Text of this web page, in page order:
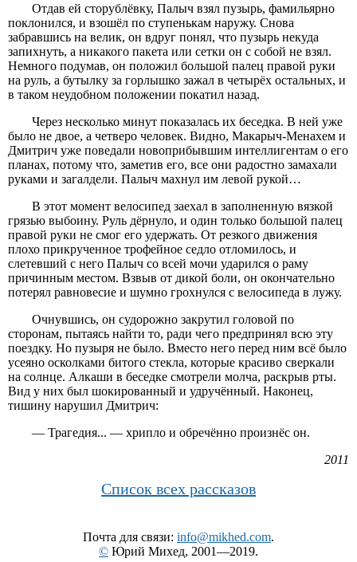
Отдав ей сторублёвку, Палыч взял пузырь, фамильярно
поклонился, и взошёл по ступенькам наружу. Снова
забравшись на велик, он вдруг понял, что пузырь некуда
запихнуть, а никакого пакета или сетки он с собой не взял.
Немного подумав, он положил большой палец правой руки
на руль, а бутылку за горлышко зажал в четырёх остальных, и
в таком неудобном положении покатил назад.
Через несколько минут показалась их беседка. В ней уже
было не двое, а четверо человек. Видно, Макарыч-Менахем и
Дмитрич уже поведали новоприбывшим интеллигентам о его
планах, потому что, заметив его, все они радостно замахали
руками и загалдели. Палыч махнул им левой рукой…
В этот момент велосипед заехал в заполненную вязкой
грязью выбоину. Руль дёрнуло, и один только большой палец
правой руки не смог его удержать. От резкого движения
плохо прикрученное трофейное седло отломилось, и
слетевший с него Палыч со всей мочи ударился о раму
причинным местом. Взвыв от дикой боли, он окончательно
потерял равновесие и шумно грохнулся с велосипеда в лужу.
Очнувшись, он судорожно закрутил головой по
сторонам, пытаясь найти то, ради чего предпринял всю эту
поездку. Но пузыря не было. Вместо него перед ним всё было
усеяно осколками битого стекла, которые красиво сверкали
на солнце. Алкаши в беседке смотрели молча, раскрыв рты.
Вид у них был шокированный и удручённый. Наконец,
тишину нарушил Дмитрич:
— Трагедия... — хрипло и обречённо произнёс он.
2011
Список всех рассказов
Почта для связи: info@mikhed.com.
© Юрий Михед, 2001—2019.